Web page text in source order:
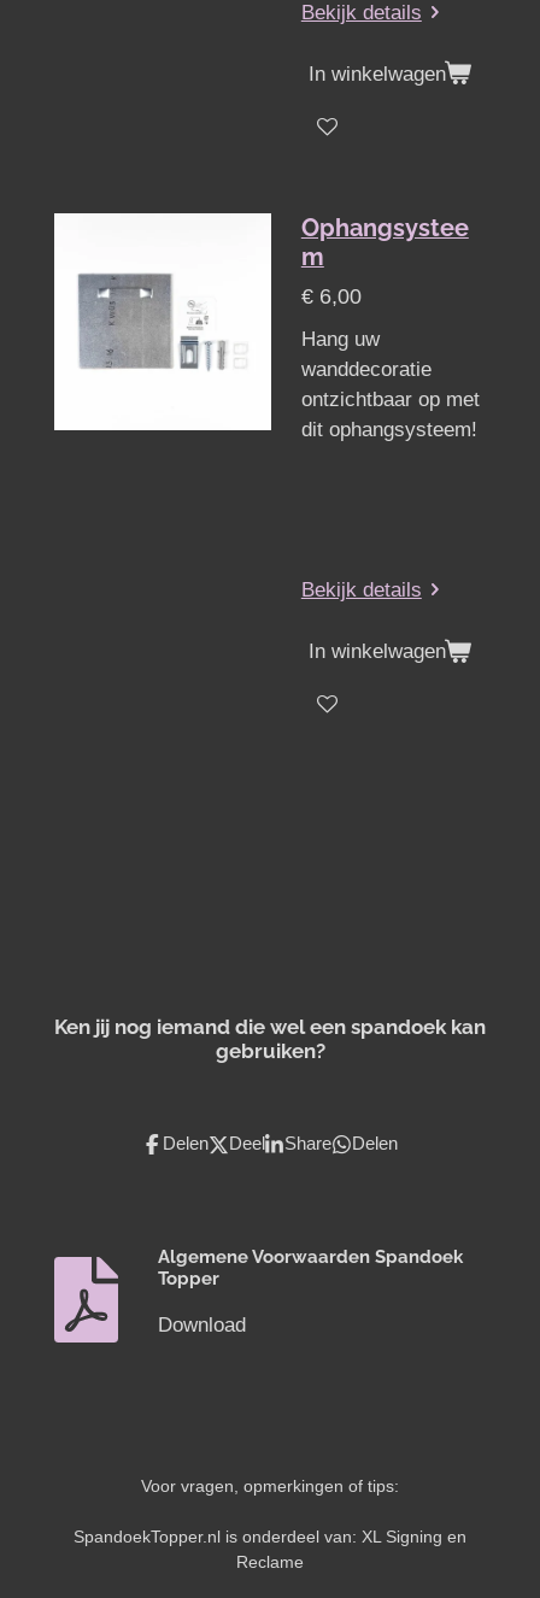
Bekijk details
In winkelwagen
Ophangsystee
m
€ 6,00
Hang uw
wanddecoratie
ontzichtbaar op met
dit ophangsysteem!
Bekijk details
In winkelwagen
Ken jij nog iemand die wel een spandoek kan
gebruiken?
Delen Deel Share Delen
Algemene Voorwaarden Spandoek
Topper
Download
Voor vragen, opmerkingen of tips:
SpandoekTopper.nl is onderdeel van: XL Signing en
Reclame